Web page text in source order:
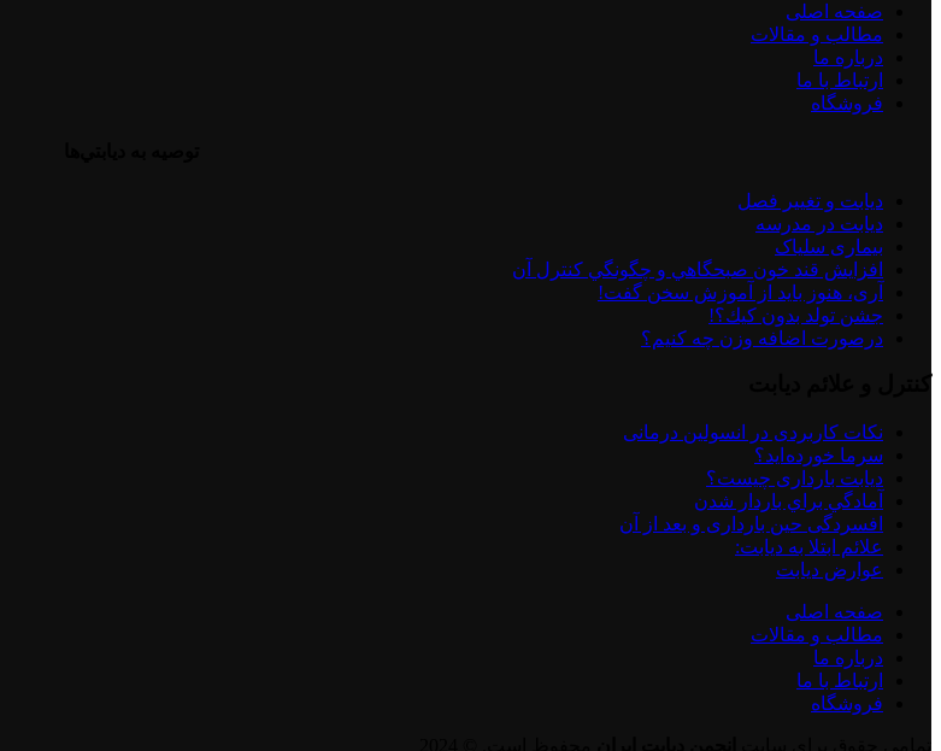
صفحه اصلی
مطالب و مقالات
درباره ما
ارتباط با ما
فروشگاه
دیابت و تغییر فصل
دیابت در مدرسه
بیماری سلیاک
افزايش قند خون صبحگاهي و چگونگي كنترل آن
آری، هنوز باید از آموزش سخن گفت!
جشن تولد بدون كيك؟!
درصورت اضافه وزن چه کنیم؟
نكات كاربردی در انسولين درمانی
سرما خورده اید؟
دیابت بارداری چیست؟
آمادگي براي باردار شدن
افسردگی حین بارداری و بعد از آن
علائم ابتلا به دیابت:
عوارض ديابت
صفحه اصلی
مطالب و مقالات
درباره ما
ارتباط با ما
فروشگاه